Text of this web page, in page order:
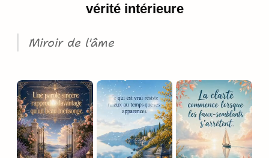
vérité intérieure
Miroir de l'âme